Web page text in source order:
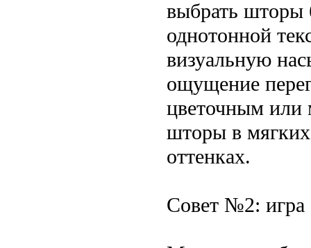
выбрать шторы
однотонной
визуальную
ощущение
цветочным или
шторы в
оттенках.
Совет №2: игра